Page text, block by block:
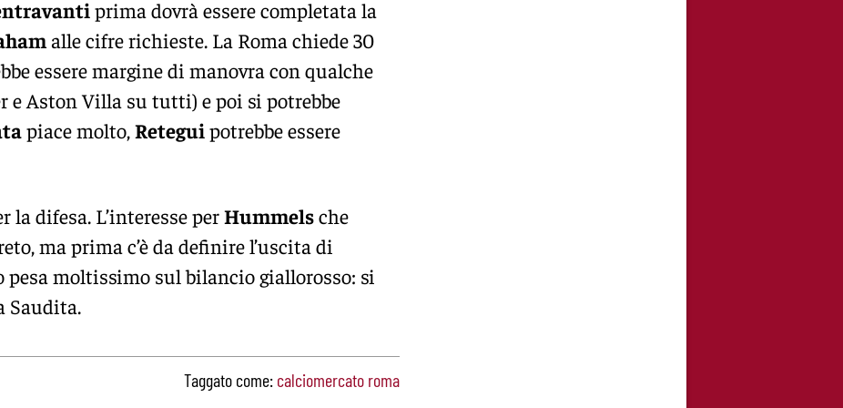
prima dovrà essere completata la
alle cifre richieste. La Roma chiede 30
essere margine di manovra con qualche
e Aston Villa su tutti) e poi si potrebbe
piace molto, Retegui potrebbe essere
la difesa. L’interesse perHummelsche
ma prima c’è da definire l’uscita di
moltissimo sul bilancio giallorosso: si
Saudita.
Taggato come: calciomercato roma